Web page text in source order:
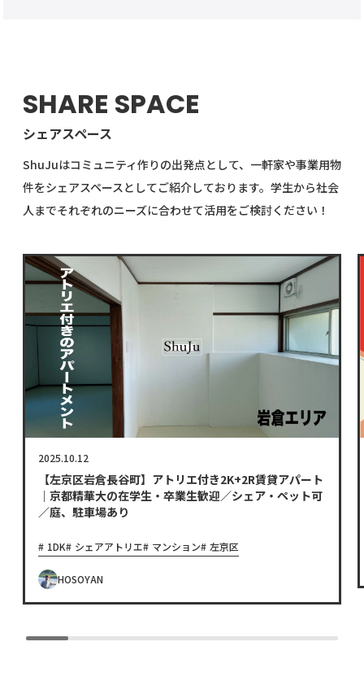
SHARE SPACE
シェアスペース
ShuJuはコミュニティ作りの出発点として、一軒家や事業用物
件をシェアスペースとしてご紹介しております。学生から社会
人までそれぞれのニーズに合わせて活用をご検討ください！
2025.10.12
【左京区岩倉長谷町】アトリエ付き2K+2R賃貸アパート
｜京都精華大の在学生・卒業生歓迎／シェア・ペット可
／庭、駐車場あり
1DK シェアアトリエ マンション 左京区
HOSOYAN